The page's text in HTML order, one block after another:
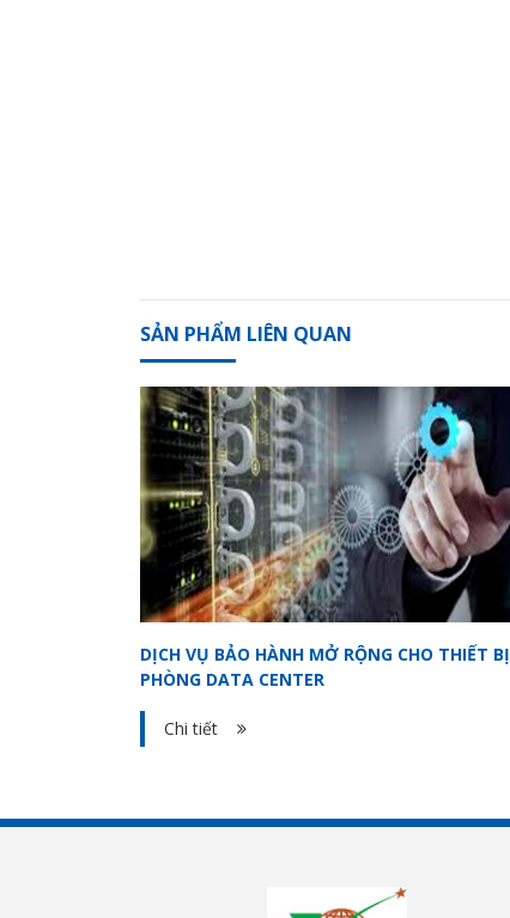
SẢN PHẨM LIÊN QUAN
DỊCH VỤ BẢO HÀNH MỞ RỘNG CHO THIẾT BỊ
PHÒNG DATA CENTER
Chi tiết